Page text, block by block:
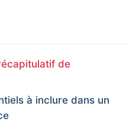
de
à inclure dans un